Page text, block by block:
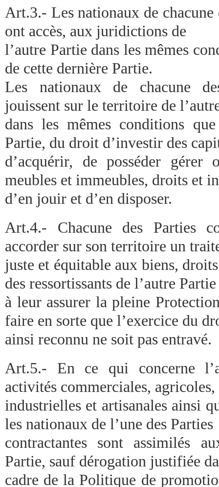
Art.3.- Les nationaux de chacune
ont accès, aux juridictions de
l’autre Partie dans les mêmes
de cette dernière Partie.
Les nationaux de chacune
jouissent sur le territoire de
dans les mêmes conditions
Partie, du droit d’investir des
d’acquérir, de posséder
meubles et immeubles, droits et
d’en jouir et d’en disposer.
Art.4.- Chacune des Parties
accorder sur son territoire un
juste et équitable aux biens,
des ressortissants de l’autre Partie
à leur assurer la pleine
faire en sorte que l’exercice du
ainsi reconnu ne soit pas entravé.
Art.5.- En ce qui concerne
activités commerciales, agricoles,
industrielles et artisanales ainsi
les nationaux de l’une des Parties
contractantes sont assimilés
Partie, sauf dérogation justifiée
cadre de la Politique de